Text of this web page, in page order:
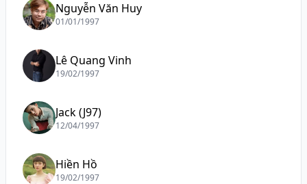
Nguyễn Văn Huy
01/01/1997
Lê Quang Vinh
19/02/1997
Jack (J97)
12/04/1997
Hiền Hồ
19/02/1997